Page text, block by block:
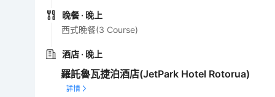
晚餐 · 晚上
西式晚餐(3 Course)
酒店 · 晚上
羅託魯瓦捷泊酒店(JetPark Hotel Rotorua)